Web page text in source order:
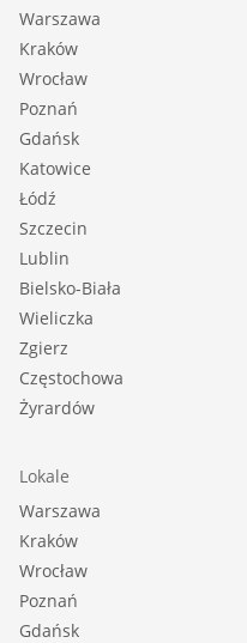
Warszawa
Kraków
Wrocław
Poznań
Gdańsk
Katowice
Łódź
Szczecin
Lublin
Bielsko-Biała
Wieliczka
Zgierz
Częstochowa
Żyrardów
Lokale
Warszawa
Kraków
Wrocław
Poznań
Gdańsk